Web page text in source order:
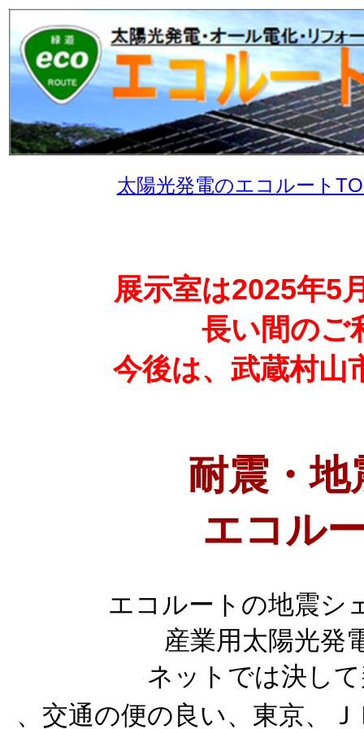
太陽光発電のエコルート
展示室は2025年5
長い間のご
今後は、武蔵村山
耐震・
エコル
エコルートの地震シ
産業用太陽光発
ネットでは決し
、交通の便の良い、東京、